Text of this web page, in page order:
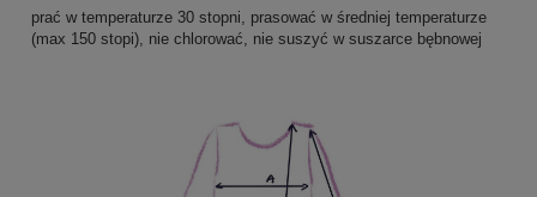
prać w temperaturze 30 stopni, prasować w średniej temperaturze
(max 150 stopi), nie chlorować, nie suszyć w suszarce bębnowej